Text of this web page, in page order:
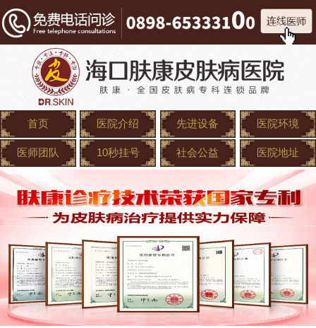
首页 医院介绍 先进设备 医院环境
医师团队 10秒挂号 社会公益 医院地址